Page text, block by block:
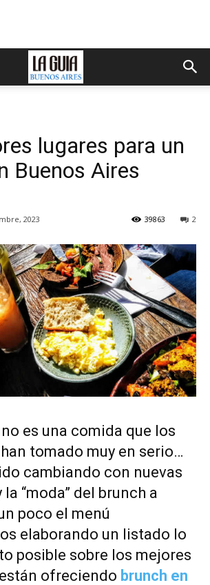
lugares para un
Buenos Aires
2023 2
39863
es una comida que los
tomado muy en serio…
cambiando con nuevas
“moda” del brunch a
poco el menú
elaborando un listado lo
posible sobre los mejores
ofreciendo brunch en